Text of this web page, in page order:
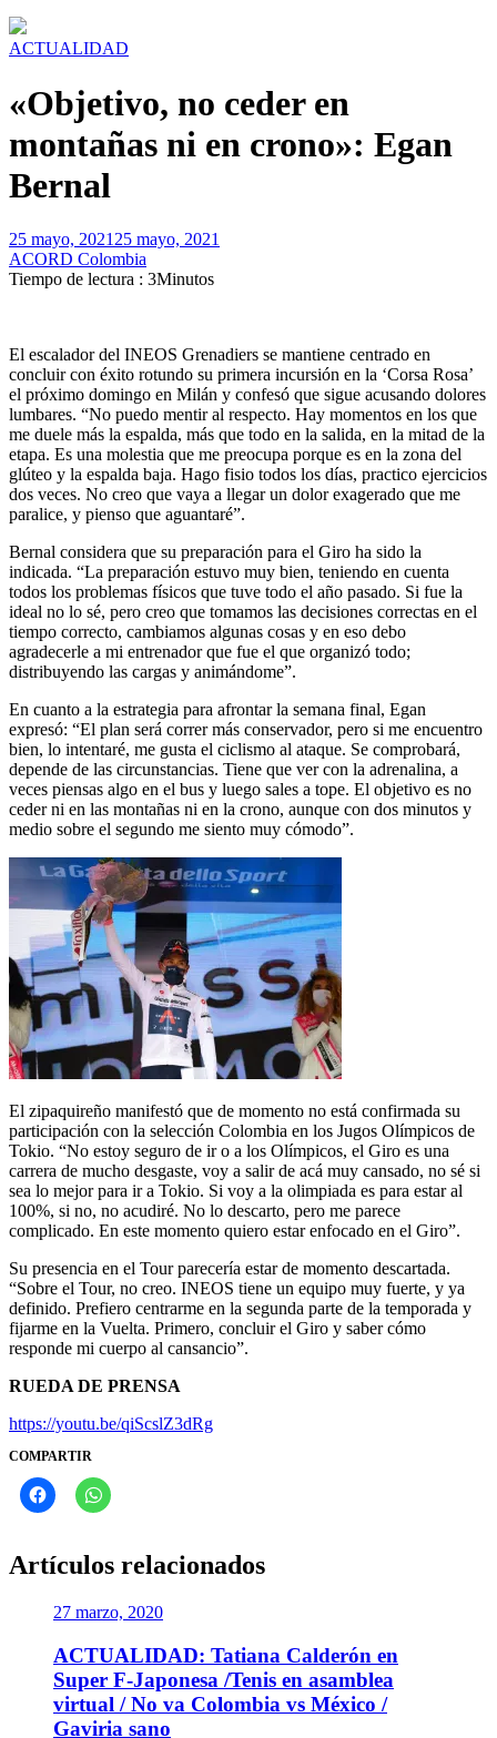
ACTUALIDAD
«Objetivo, no ceder en
montañas ni en crono»: Egan
Bernal
25 mayo, 2021 25 mayo, 2021
ACORD Colombia
Tiempo de lectura : 3Minutos
El escalador del INEOS Grenadiers se mantiene centrado en
concluir con éxito rotundo su primera incursión en la ‘Corsa Rosa’
el próximo domingo en Milán y confesó que sigue acusando dolores
lumbares. “No puedo mentir al respecto. Hay momentos en los que
me duele más la espalda, más que todo en la salida, en la mitad de la
etapa. Es una molestia que me preocupa porque es en la zona del
glúteo y la espalda baja. Hago fisio todos los días, practico ejercicios
dos veces. No creo que vaya a llegar un dolor exagerado que me
paralice, y pienso que aguantaré”.
Bernal considera que su preparación para el Giro ha sido la
indicada. “La preparación estuvo muy bien, teniendo en cuenta
todos los problemas físicos que tuve todo el año pasado. Si fue la
ideal no lo sé, pero creo que tomamos las decisiones correctas en el
tiempo correcto, cambiamos algunas cosas y en eso debo
agradecerle a mi entrenador que fue el que organizó todo;
distribuyendo las cargas y animándome”.
En cuanto a la estrategia para afrontar la semana final, Egan
expresó: “El plan será correr más conservador, pero si me encuentro
bien, lo intentaré, me gusta el ciclismo al ataque. Se comprobará,
depende de las circunstancias. Tiene que ver con la adrenalina, a
veces piensas algo en el bus y luego sales a tope. El objetivo es no
ceder ni en las montañas ni en la crono, aunque con dos minutos y
medio sobre el segundo me siento muy cómodo”.
El zipaquireño manifestó que de momento no está confirmada su
participación con la selección Colombia en los Jugos Olímpicos de
Tokio. “No estoy seguro de ir o a los Olímpicos, el Giro es una
carrera de mucho desgaste, voy a salir de acá muy cansado, no sé si
sea lo mejor para ir a Tokio. Si voy a la olimpiada es para estar al
100%, si no, no acudiré. No lo descarto, pero me parece
complicado. En este momento quiero estar enfocado en el Giro”.
Su presencia en el Tour parecería estar de momento descartada.
“Sobre el Tour, no creo. INEOS tiene un equipo muy fuerte, y ya
definido. Prefiero centrarme en la segunda parte de la temporada y
fijarme en la Vuelta. Primero, concluir el Giro y saber cómo
responde mi cuerpo al cansancio”.
RUEDA DE PRENSA
https://youtu.be/qiScslZ3dRg
COMPARTIR
Artículos relacionados
27 marzo, 2020
ACTUALIDAD: Tatiana Calderón en
Super F-Japonesa /Tenis en asamblea
virtual / No va Colombia vs México /
Gaviria sano